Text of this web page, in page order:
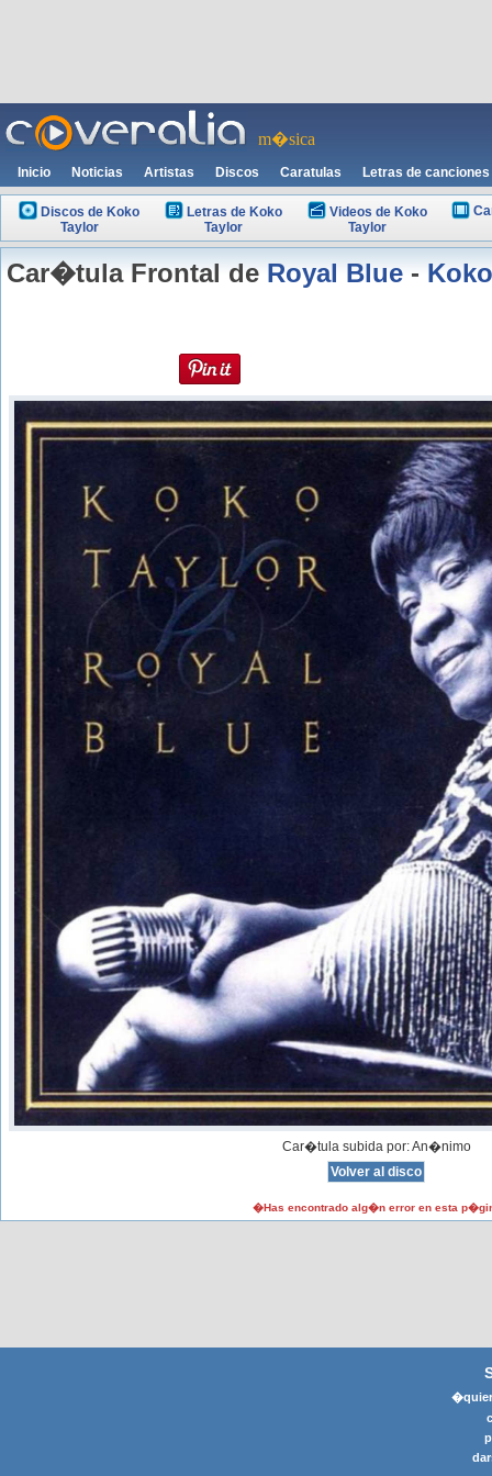
m�sica
Inicio Noticias Artistas Discos Caratulas Letras de canciones
Discos de Koko
Taylor
Letras de Koko
Taylor
Videos de Koko
Taylor
Car�tula Frontal de Royal Blue -
Car�tula subida por: An�nimo
�Has encontrado alg�n error en esta